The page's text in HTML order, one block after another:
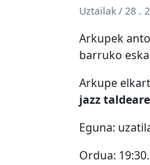
Uztailak / 28 .
Arkupek
barruko
Arkupe
jazz
Eguna:
Ordua: 19:30.